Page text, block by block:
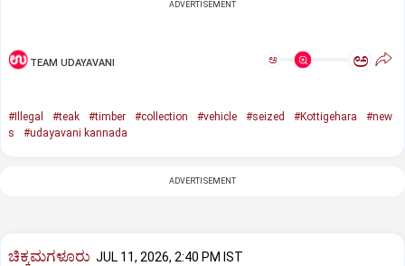
ADVERTISEMENT
TEAM UDAYAVANI ಅ ಅ
#Illegal #teak #timber #collection #vehicle #seized #Kottigehara
#new
s
#udayavani kannada
ADVERTISEMENT
ಚಿಕ್ಕಮಗಳೂರು JUL 11, 2026, 2:40 PM IST